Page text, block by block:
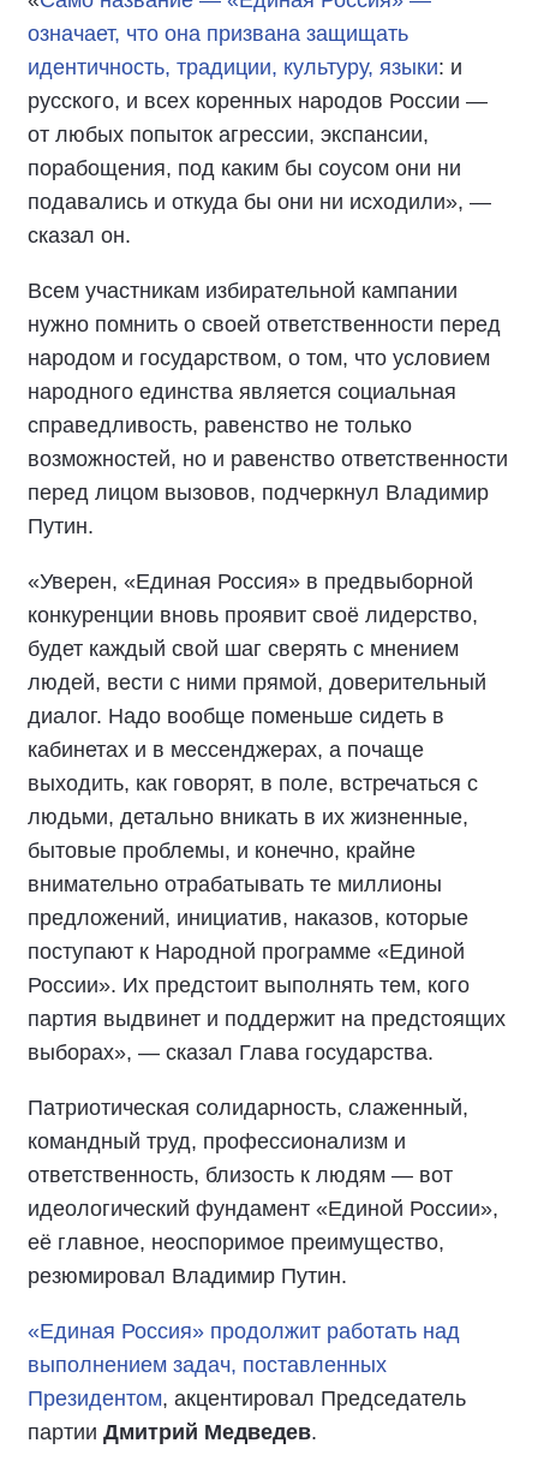
означает, что она призвана защищать
идентичность, традиции, культуру, языки: и
русского, и всех коренных народов России —
от любых попыток агрессии, экспансии,
порабощения, под каким бы соусом они ни
подавались и откуда бы они ни исходили», —
сказал он.
Всем участникам избирательной кампании
нужно помнить о своей ответственности перед
народом и государством, о том, что условием
народного единства является социальная
справедливость, равенство не только
возможностей, но и равенство ответственности
перед лицом вызовов, подчеркнул Владимир
Путин.
«Уверен, «Единая Россия» в предвыборной
конкуренции вновь проявит своё лидерство,
будет каждый свой шаг сверять с мнением
людей, вести с ними прямой, доверительный
диалог. Надо вообще поменьше сидеть в
кабинетах и в мессенджерах, а почаще
выходить, как говорят, в поле, встречаться с
людьми, детально вникать в их жизненные,
бытовые проблемы, и конечно, крайне
внимательно отрабатывать те миллионы
предложений, инициатив, наказов, которые
поступают к Народной программе «Единой
России». Их предстоит выполнять тем, кого
партия выдвинет и поддержит на предстоящих
выборах», — сказал Глава государства.
Патриотическая солидарность, слаженный,
командный труд, профессионализм и
ответственность, близость к людям — вот
идеологический фундамент «Единой России»,
её главное, неоспоримое преимущество,
резюмировал Владимир Путин.
«Единая Россия» продолжит работать над
выполнением задач, поставленных
Президентом, акцентировал Председатель
партии Дмитрий Медведев.